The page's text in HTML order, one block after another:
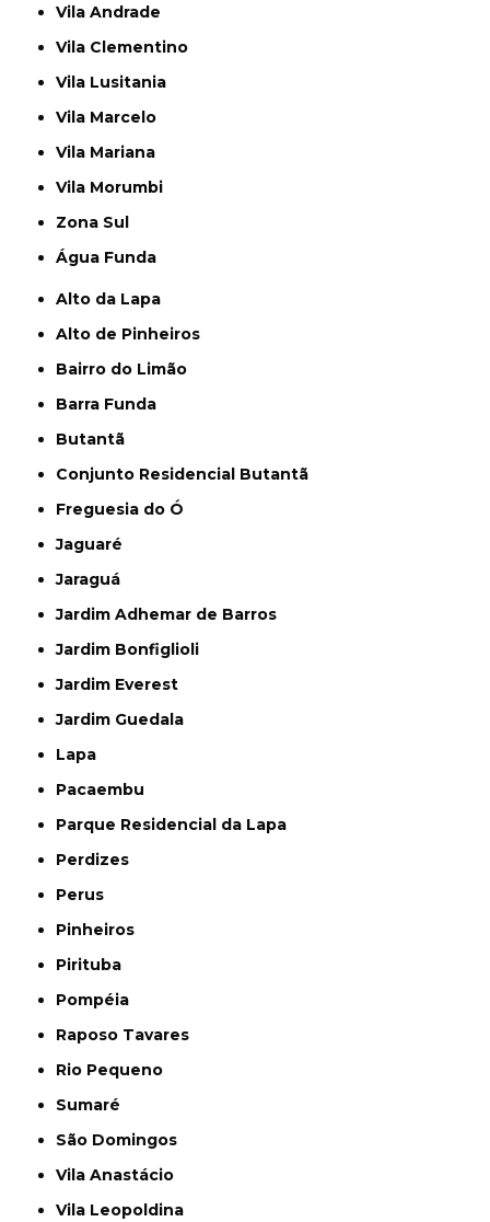
Vila Andrade
Vila Clementino
Vila Lusitania
Vila Marcelo
Vila Mariana
Vila Morumbi
Zona Sul
Água Funda
Alto da Lapa
Alto de Pinheiros
Bairro do Limão
Barra Funda
Butantã
Conjunto Residencial Butantã
Freguesia do Ó
Jaguaré
Jaraguá
Jardim Adhemar de Barros
Jardim Bonfiglioli
Jardim Everest
Jardim Guedala
Lapa
Pacaembu
Parque Residencial da Lapa
Perdizes
Perus
Pinheiros
Pirituba
Pompéia
Raposo Tavares
Rio Pequeno
Sumaré
São Domingos
Vila Anastácio
Vila Leopoldina